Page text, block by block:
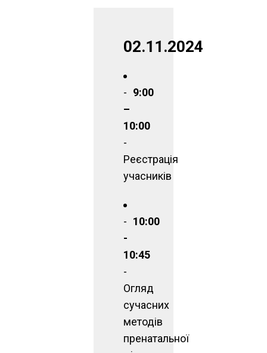
02.11.2024
9:00
–
10:00
-
Реєстрація
учасників
10:00
-
10:45
-
Огляд
сучасних
методів
пренатальної